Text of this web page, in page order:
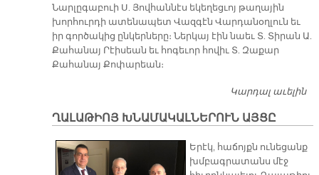
Նարլըգաբուի Ս. Յովհաննէս եկեղեցւոյ թաղային
խորհուրդի ատենապետ Վազգէն Վարդանօղլուն եւ
իր գործակից ընկերները։ Ներկայ էին նաեւ Տ. Տիրան Ա.
Քահանայ Րէիսեան եւ հոգեւոր հովիւ Տ. Զաքար
Քահանայ Քոփարեան։
Կարդալ աւելին
ՂԱԼԱԹԻՈՅ ԽՆԱՄԱԿԱԼՆԵՐՈՒՆ ԱՅՑԸ
Երէկ, հաճոյքն ունեցանք
խմբագրատանս մէջ